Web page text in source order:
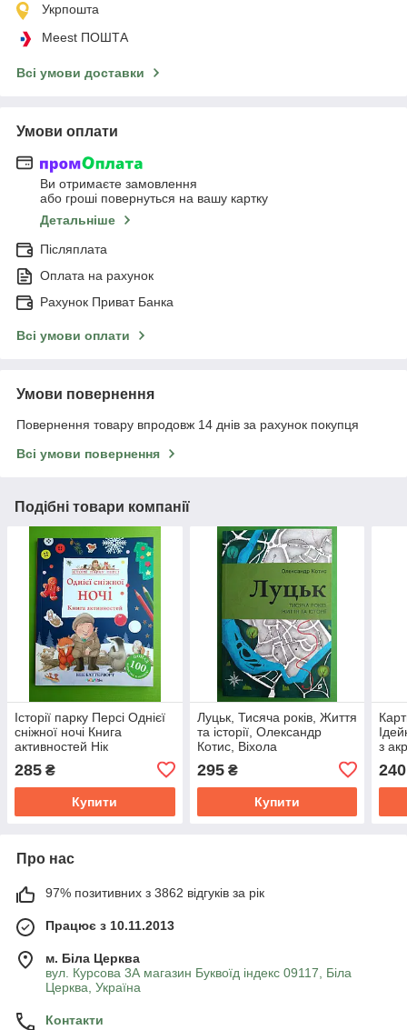
Укрпошта
Meest ПОШТА
Всі умови доставки
Умови оплати
Ви отримаєте замовлення
або гроші повернуться на вашу картку
Детальніше
Післяплата
Оплата на рахунок
Рахунок Приват Банка
Всі умови оплати
Умови повернення
Повернення товару впродовж 14 днів за рахунок покупця
Всі умови повернення
Подібні товари компанії
Історії парку Персі Однієї
сніжної ночі Книга
активностей Нік
285 ₴
Купити
Луцьк, Тисяча років, Життя
та історії, Олександр
Котис, Віхола
295₴
Купити
з
240
Про нас
97% позитивних з 3862 відгуків за рік
Працює з 10.11.2013
м. Біла Церква
вул. Курсова 3А магазин Буквоїд індекс 09117, Біла
Церква, Україна
Контакти